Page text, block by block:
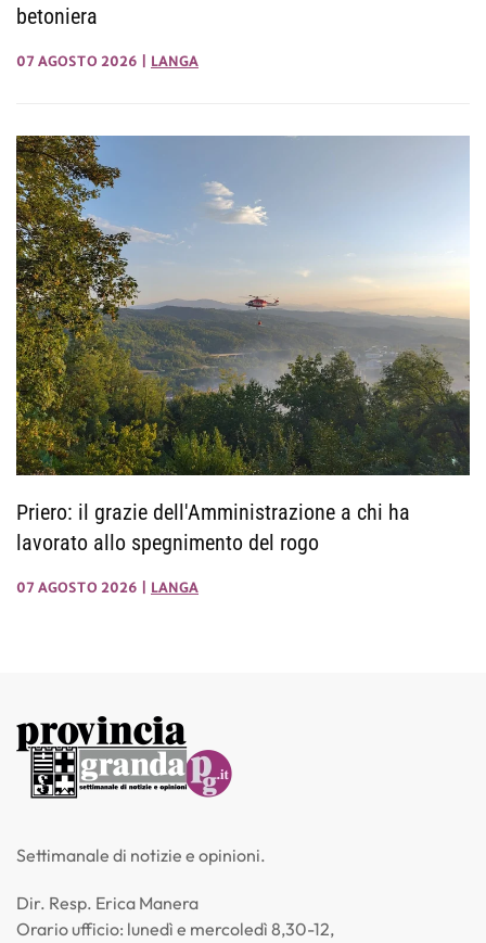
betoniera
07 AGOSTO 2026 LANGA
Priero: il grazie dell'Amministrazione a chi ha
lavorato allo spegnimento del rogo
07 AGOSTO 2026 LANGA
Settimanale di notizie e opinioni.
Dir. Resp. Erica Manera
Orario ufficio: lunedì e mercoledì 8,30-12,